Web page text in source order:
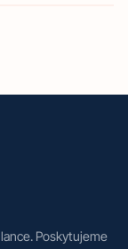
Poskytujeme